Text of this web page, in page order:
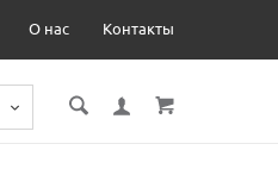
О нас Контакты